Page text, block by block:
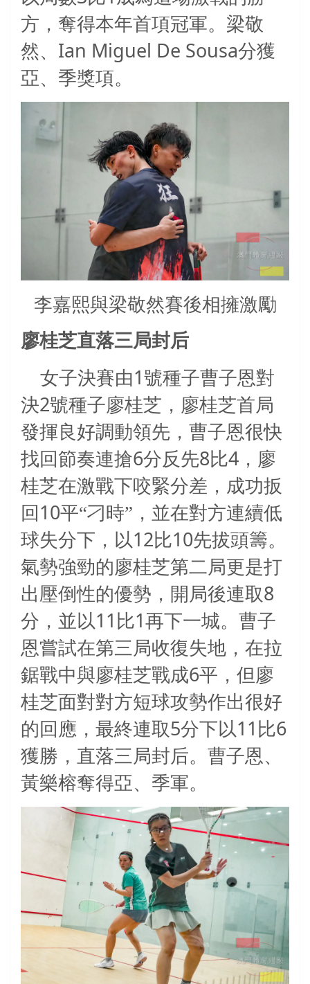
方，奪得本年首項冠軍。梁敬
然、 Ian Miguel De Sousa分獲
亞、季獎項。
李嘉熙與梁敬然賽後相擁激勵
廖桂芝直落三局封后
女子決賽由1號種子曹子恩對
決2號種子廖桂芝，廖桂芝首局
發揮良好調動領先，曹子恩很快
找回節奏連搶6分反先8比4 ，廖
桂芝在激戰下咬緊分差，成功扳
回 10平“刁時”，並在對方連續低
球失分下，以12比10先拔頭籌。
氣勢強勁的廖桂芝第二局更是打
出壓倒性的優勢，開局後連取8
分，並以11 比1再下一城。曹子
恩嘗試在第三局收復失地，在拉
鋸戰中與廖桂芝戰成6平，但廖
桂芝面對對方短球攻勢作出很好
的回應，最終連取5分下以11 比6
獲勝，直落三局封后。曹子恩、
黃樂榕奪得亞、季軍。